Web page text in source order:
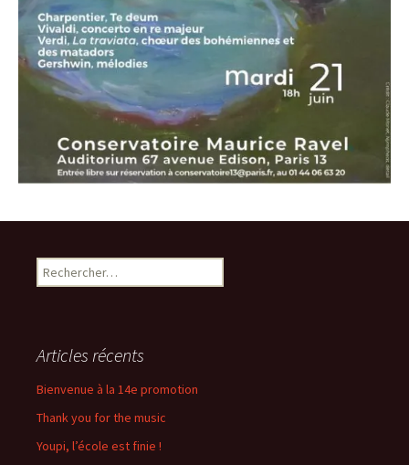
Rechercher :
Articles récents
Bienvenue à la 14e promotion
Thank you for the music
Youpi, l’école est finie !